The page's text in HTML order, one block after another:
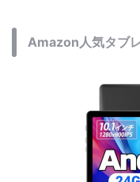
Amazon人気タブ